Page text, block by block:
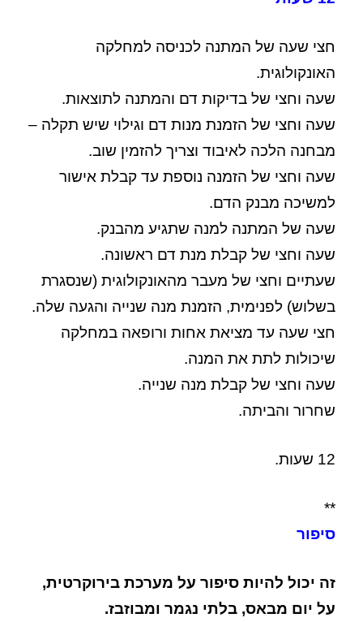
חצי שעה של המתנה לכניסה למחלקה
האונקולוגית.
שעה וחצי של בדיקות דם והמתנה לתוצאות.
שעה וחצי של הזמנת מנות דם וגילוי שיש תקלה –
מבחנה הלכה לאיבוד וצריך להזמין שוב.
שעה וחצי של הזמנה נוספת עד קבלת אישור
למשיכה מבנק הדם.
שעה של המתנה למנה שתגיע מהבנק.
שעה וחצי של קבלת מנת דם ראשונה.
שעתיים וחצי של מעבר מהאונקולוגית (שנסגרת
בשלוש) לפנימית, הזמנת מנה שנייה והגעה שלה.
חצי שעה עד מציאת אחות ורופאה במחלקה
שיכולות לתת את המנה.
שעה וחצי של קבלת מנה שנייה.
שחרור והביתה.
12 שעות.
**
סיפור
זה יכול להיות סיפור על מערכת בירוקרטית,
על יום מבאס, בלתי נגמר ומבוזבז.